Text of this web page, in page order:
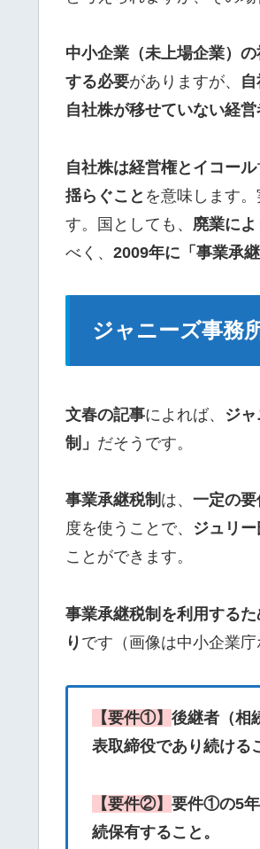
中小企業 （未上場企業） の
する必要がありますが、
自社株が移せていない経営
自社株は経営権とイコール
揺らぐこと を意味します。
す。国としても、 廃業に
べく、 2009年に「事業承
ジャニーズ事務
文春の記事によれば、 ジ
制」 だそうです。
事業承継税制 は、 一定の
度を使うことで、 ジュリ
ことができます。
事業承継税制を利用する
り です（画像は中小企業庁
【要件①】 後継者（相
表取締役であり続ける
【要件②】 要件①の5年
続保有すること。